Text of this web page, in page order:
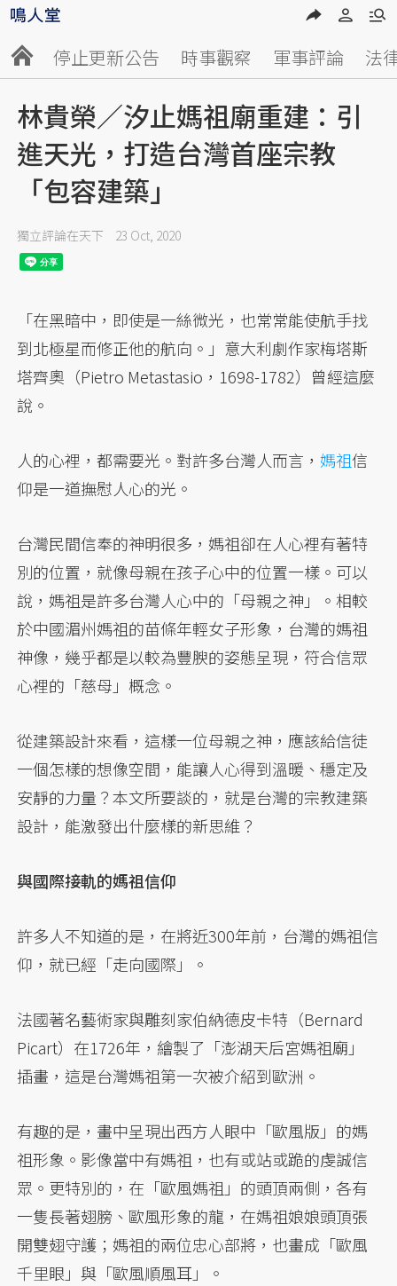
停止更新公告 時事觀察 軍事評論 法
林貴榮／汐止媽祖廟重建：引
進天光，打造台灣首座宗教
「包容建築」
獨立評論在天下 23 Oct, 2020
「在黑暗中，即使是一絲微光，也常常能使航手找
到北極星而修正他的航向。」意大利劇作家梅塔斯
塔齊奧（Pietro Metastasio，1698-1782）曾經這麼
說。
人的心裡，都需要光。對許多台灣人而言，媽祖信
仰是一道撫慰人心的光。
台灣民間信奉的神明很多，媽祖卻在人心裡有著特
別的位置，就像母親在孩子心中的位置一樣。可以
說，媽祖是許多台灣人心中的「母親之神」。相較
於中國湄州媽祖的苗條年輕女子形象，台灣的媽祖
神像，幾乎都是以較為豐腴的姿態呈現，符合信眾
心裡的「慈母」概念。
從建築設計來看，這樣一位母親之神，應該給信徒
一個怎樣的想像空間，能讓人心得到溫暖、穩定及
安靜的力量？本文所要談的，就是台灣的宗教建築
設計，能激發出什麼樣的新思維？
與國際接軌的媽祖信仰
許多人不知道的是，在將近300年前，台灣的媽祖信
仰，就已經「走向國際」。
法國著名藝術家與雕刻家伯納德皮卡特（Bernard
Picart）在1726年，繪製了「澎湖天后宮媽祖廟」
插畫，這是台灣媽祖第一次被介紹到歐洲。
有趣的是，畫中呈現出西方人眼中「歐風版」的媽
祖形象。影像當中有媽祖，也有或站或跪的虔誠信
眾。更特別的，在「歐風媽祖」的頭頂兩側，各有
一隻長著翅膀、歐風形象的龍，在媽祖娘娘頭頂張
開雙翅守護；媽祖的兩位忠心部將，也畫成「歐風
千里眼」與「歐風順風耳」。